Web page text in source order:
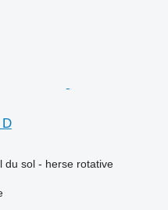
du sol - herse rotative